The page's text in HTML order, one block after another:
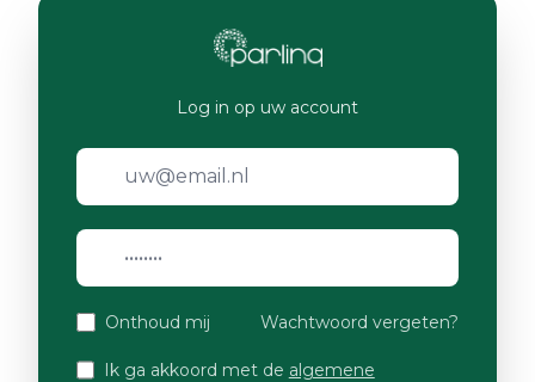
Log in op uw account
Onthoud mij Wachtwoord vergeten?
Ik ga akkoord met de algemene